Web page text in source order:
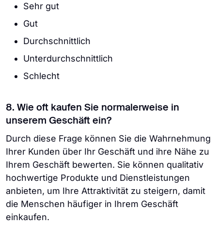
Sehr gut
Gut
Durchschnittlich
Unterdurchschnittlich
Schlecht
8. Wie oft kaufen Sie normalerweise in
unserem Geschäft ein?
Durch diese Frage können Sie die Wahrnehmung
Ihrer Kunden über Ihr Geschäft und ihre Nähe zu
Ihrem Geschäft bewerten. Sie können qualitativ
hochwertige Produkte und Dienstleistungen
anbieten, um Ihre Attraktivität zu steigern, damit
die Menschen häufiger in Ihrem Geschäft
einkaufen.